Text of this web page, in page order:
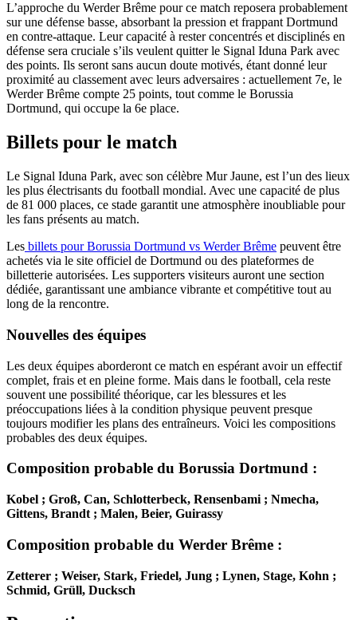
L’approche du Werder Brême pour ce match reposera probablement
sur une défense basse, absorbant la pression et frappant Dortmund
en contre-attaque. Leur capacité à rester concentrés et disciplinés en
défense sera cruciale s’ils veulent quitter le Signal Iduna Park avec
des points. Ils seront sans aucun doute motivés, étant donné leur
proximité au classement avec leurs adversaires : actuellement 7e, le
Werder Brême compte 25 points, tout comme le Borussia
Dortmund, qui occupe la 6e place.
Billets pour le match
Le Signal Iduna Park, avec son célèbre Mur Jaune, est l’un des lieux
les plus électrisants du football mondial. Avec une capacité de plus
de 81 000 places, ce stade garantit une atmosphère inoubliable pour
les fans présents au match.
Les billets pour Borussia Dortmund vs Werder Brême peuvent être
achetés via le site officiel de Dortmund ou des plateformes de
billetterie autorisées. Les supporters visiteurs auront une section
dédiée, garantissant une ambiance vibrante et compétitive tout au
long de la rencontre.
Nouvelles des équipes
Les deux équipes aborderont ce match en espérant avoir un effectif
complet, frais et en pleine forme. Mais dans le football, cela reste
souvent une possibilité théorique, car les blessures et les
préoccupations liées à la condition physique peuvent presque
toujours modifier les plans des entraîneurs. Voici les compositions
probables des deux équipes.
Composition probable du Borussia Dortmund :
Kobel ; Groß, Can, Schlotterbeck, Rensenbami ; Nmecha,
Gittens, Brandt ; Malen, Beier, Guirassy
Composition probable du Werder Brême :
Zetterer ; Weiser, Stark, Friedel, Jung ; Lynen, Stage, Kohn ;
Schmid, Grüll, Ducksch